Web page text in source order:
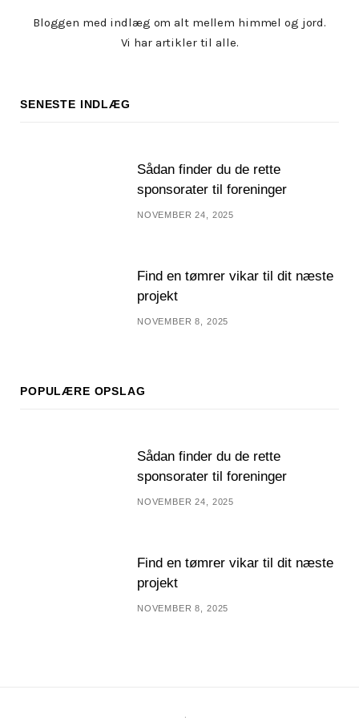
Bloggen med indlæg om alt mellem himmel og jord.
Vi har artikler til alle.
SENESTE INDLÆG
Sådan finder du de rette
sponsorater til foreninger
NOVEMBER 24, 2025
Find en tømrer vikar til dit næste
projekt
NOVEMBER 8, 2025
POPULÆRE OPSLAG
Sådan finder du de rette
sponsorater til foreninger
NOVEMBER 24, 2025
Find en tømrer vikar til dit næste
projekt
NOVEMBER 8, 2025